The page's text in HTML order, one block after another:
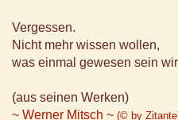
Vergessen.
Nicht mehr wissen wollen,
was einmal gewesen sein
(aus seinen Werken)
~ Werner Mitsch ~ (© by